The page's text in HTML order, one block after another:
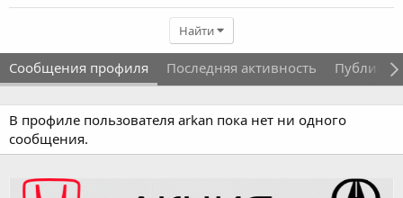
Найти
Сообщения профиля Последняя активность
В профиле пользователя arkan пока нет ни одного
сообщения.